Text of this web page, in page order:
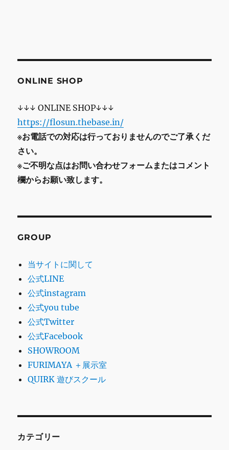
ONLINE SHOP
↓↓↓ ONLINE SHOP↓↓↓
https://flosun.thebase.in/
※お電話での対応は行っておりませんのでご了承くだ
さい。
※ご不明な点はお問い合わせフォームまたはコメント
欄からお願い致します。
GROUP
当サイトに関して
公式LINE
公式instagram
公式you tube
公式Twitter
公式Facebook
SHOWROOM
FURIMAYA ＋展示室
QUIRK 遊びスクール
カテゴリー